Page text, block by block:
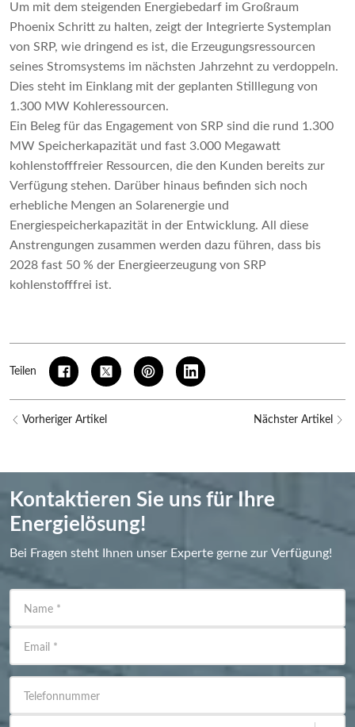
Um mit dem steigenden Energiebedarf im Großraum
Phoenix Schritt zu halten, zeigt der Integrierte Systemplan
von SRP, wie dringend es ist, die Erzeugungsressourcen
seines Stromsystems im nächsten Jahrzehnt zu verdoppeln.
Dies steht im Einklang mit der geplanten Stilllegung von
1.300 MW Kohleressourcen.
Ein Beleg für das Engagement von SRP sind die rund 1.300
MW Speicherkapazität und fast 3.000 Megawatt
kohlenstofffreier Ressourcen, die den Kunden bereits zur
Verfügung stehen. Darüber hinaus befinden sich noch
erhebliche Mengen an Solarenergie und
Energiespeicherkapazität in der Entwicklung. All diese
Anstrengungen zusammen werden dazu führen, dass bis
2028 fast 50 % der Energieerzeugung von SRP
kohlenstofffrei ist.
Teilen
Vorheriger Artikel Nächster Artikel
Kontaktieren Sie uns für Ihre
Energielösung!
Bei Fragen steht Ihnen unser Experte gerne zur Verfügung!
Name *
Email *
Telefonnummer